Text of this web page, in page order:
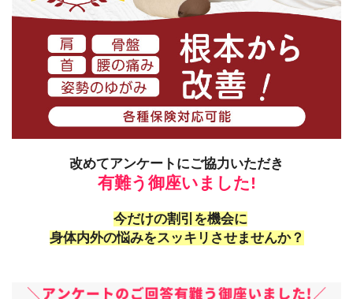
改めてアンケートにご協力いただき
有難う御座いました!
今だけの割引を機会に
身体内外の悩みをスッキリさせませんか？